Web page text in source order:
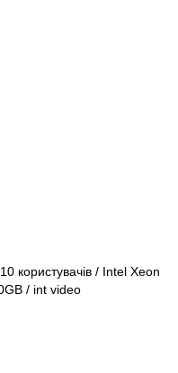
користувачів / Intel Xeon
/ int video